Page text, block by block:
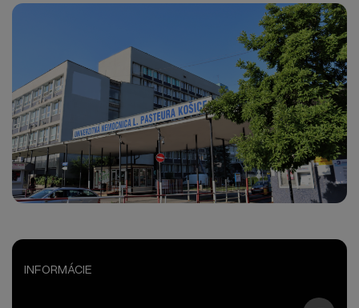
INFORMÁCIE